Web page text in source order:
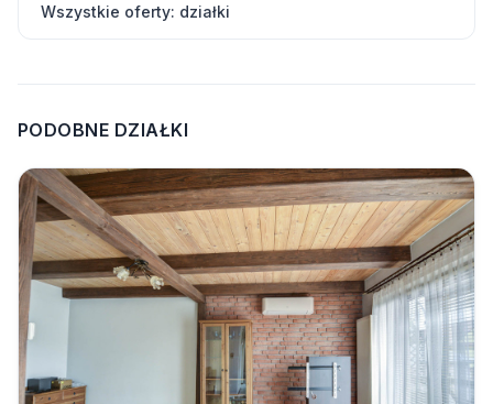
Wszystkie oferty: działki
PODOBNE DZIAŁKI